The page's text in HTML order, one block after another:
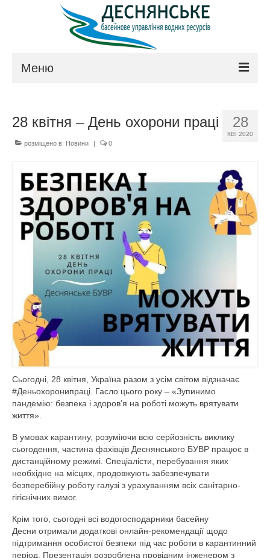
Меню
Керівництво
Положення
Структура
Технічна рада
Законодавство
Діяльність
Водогосподарська обстановка
Управління водними ресурсами
Поверхневі води
Водокористування
Управління інфраструктурою
План діяльності системи енергетичного
менеджменту
Запобігання корупції
28
КВІ 2020
28 квітня – День охорони праці
розміщено в: Новини | 0
Сьогодні, 28 квітня, Україна разом з усім світом відзначає
#Деньохоронипраці. Гасло цього року – «Зупинимо
пандемію: безпека і здоров’я на роботі можуть врятувати
життя».
В умовах карантину, розуміючи всю серйозність виклику
сьогодення, частина фахівців Деснянського БУВР працює в
дистанційному режимі. Спеціалісти, перебування яких
необхідне на місцях, продовжують забезпечувати
безперебійну роботу галузі з урахуванням всіх санітарно-
гігієнічних вимог.
Крім того, сьогодні всі водогосподарники басейну
Десни отримали додаткові онлайн-рекомендації щодо
підтримання особистої безпеки під час роботи в карантинний
період. Презентація розроблена провідним інженером з